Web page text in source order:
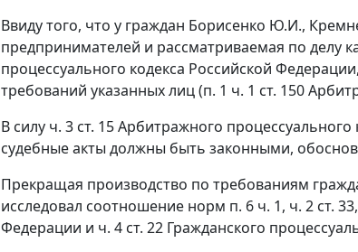
Ввиду того, что у граждан Борисенко Ю.И.,
предпринимателей и рассматриваемая по делу
процессуального кодекса Российской
требований указанных лиц (п. 1 ч. 1 ст. 150
В силу ч. 3 ст. 15Арбитражного
судебные акты должны быть законными,
Прекращая производство по требованиям
исследовал соотношение норм п. 6 ч. 1, ч. 2 ст. 33,
Федерации и ч. 4 ст. 22 Гражданского